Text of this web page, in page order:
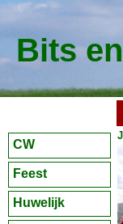
Bits
CW
Feest
Huwelijk